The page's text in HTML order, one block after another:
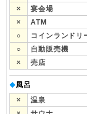
×
宴会場
×
ATM
○
コインランドリ
○
自動販売機
×
売店
◆風呂
×
温泉